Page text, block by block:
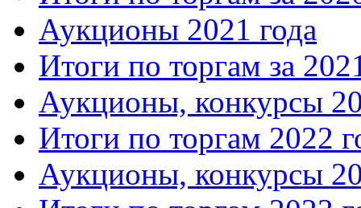
Аукционы 2021 года
Итоги по торгам за
Аукционы, конкурсы
Итоги по торгам 2022
Аукционы, конкурсы